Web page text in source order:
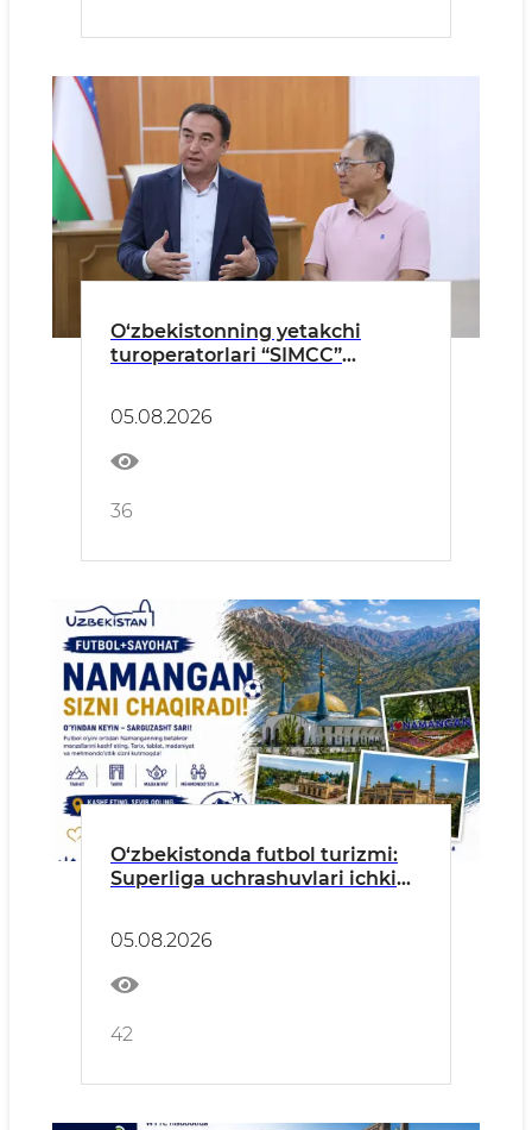
O‘zbekistonning yetakchi
turoperatorlari “SIMCC”
tadbirlariga tayyorgarlik
masalalarini muhokama qildi
05.08.2026
36
O‘zbekistonda futbol turizmi:
Superliga uchrashuvlari ichki
05.08.2026
42